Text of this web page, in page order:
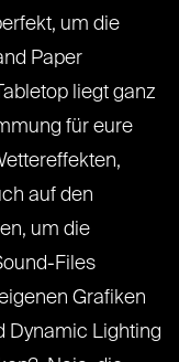
um die
Paper
liegt ganz
für eure
auf den
um die
Files
Grafiken
Dynamic Lighting